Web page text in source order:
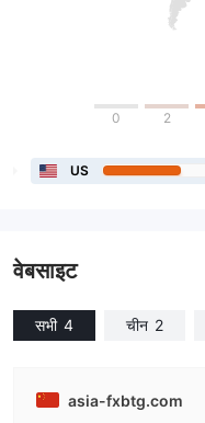
0 2
US
वेबसाइट
सभी 4 चीन 2
asia-fxbtg.com